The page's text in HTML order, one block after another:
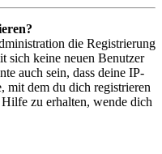
die Registrierung
sich keine neuen Benutzer
auch sein, dass deine IP-
mit dem du dich registrieren
zu erhalten, wende dich